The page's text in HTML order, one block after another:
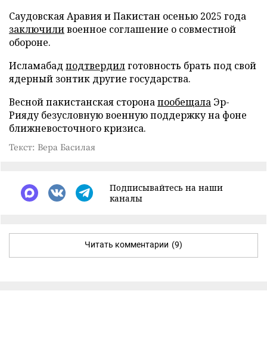
Саудовская Аравия и Пакистан осенью 2025 года
заключиливоенное соглашение о совместной
обороне.
Исламабад подтвердилготовность брать под свой
ядерный зонтик другие государства.
Весной пакистанская сторонапообещала Эр-
Рияду безусловную военную поддержку на фоне
ближневосточного кризиса.
Текст: Вера Басилая
Подписывайтесь на наши
каналы
Читать комментарии (9)